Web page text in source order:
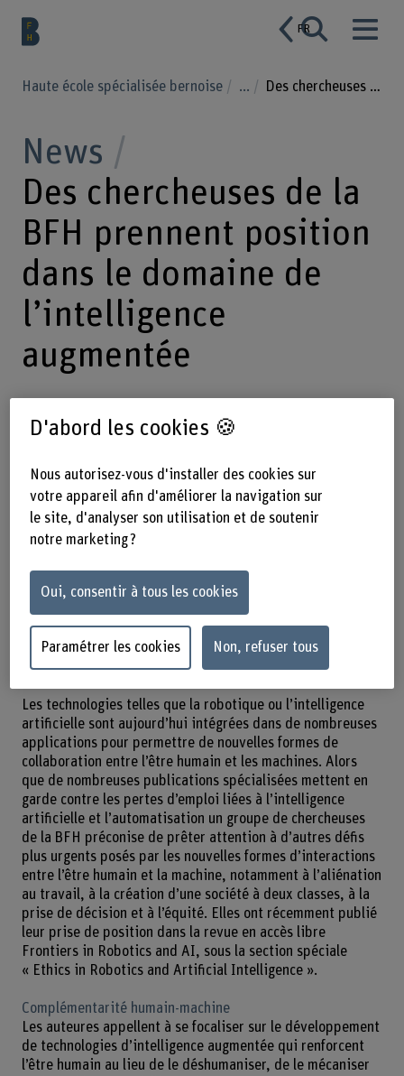
FR
Haute école spécialisée bernoise ... Des chercheuses de la BFH prennent position dans le domaine de l’intelligence augmentée
News
Des chercheuses de la
BFH prennent position
dans le domaine de
l’intelligence
augmentée
04.10.2022 Un groupe
BFH, issues des domaines de la
robotique, de l’informatique, de
l’économie et de la philosophie,
défend l’idée que les technologies
d’automation telles que l’IA et la
robotique devraient soutenir les
humains plutôt que les remplacer.
Les technologies telles que la robotique ou l’intelligence
artificielle sont aujourd’hui intégrées dans de nombreuses
applications pour permettre de nouvelles formes de
collaboration entre l’être humain et les machines. Alors
que de nombreuses publications spécialisées mettent en
garde contre les pertes d’emploi liées à l’intelligence
artificielle et l’automatisation un groupe de chercheuses
de la BFH préconise de prêter attention à d’autres défis
plus urgents posés par les nouvelles formes d’interactions
entre l’être humain et la machine, notamment à l’aliénation
au travail, à la création d’une société à deux classes, à la
prise de décision et à l’équité. Elles ont récemment publié
leur prise de position dans la revue en accès libre
Frontiers in Robotics and AI, sous la section spéciale
« Ethics in Robotics and Artificial Intelligence ».
Complémentarité humain-machine
Les auteures appellent à se focaliser sur le développement
de technologies d’intelligence augmentée qui renforcent
l’être humain au lieu de le déshumaniser, de le mécaniser
D'abord les cookies 🍪
Nous autorisez-vous d'installer des cookies sur
votre appareil afin d'améliorer la navigation sur
le site, d'analyser son utilisation et de soutenir
notre marketing ?
Oui, consentir à tous les cookies
Paramétrer les cookies Non, refuser tous